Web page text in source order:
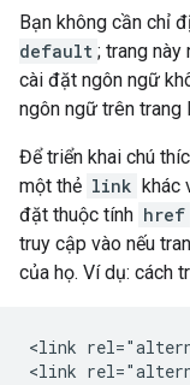
Bạn không cần chỉ
default ; trang
cài đặt ngôn ngữ
ngôn ngữ trên trang
Để triển khai chú
một thẻ link khác
đặt thuộc tính href
truy cập vào nếu
của họ. Ví dụ: cách
<link
<link